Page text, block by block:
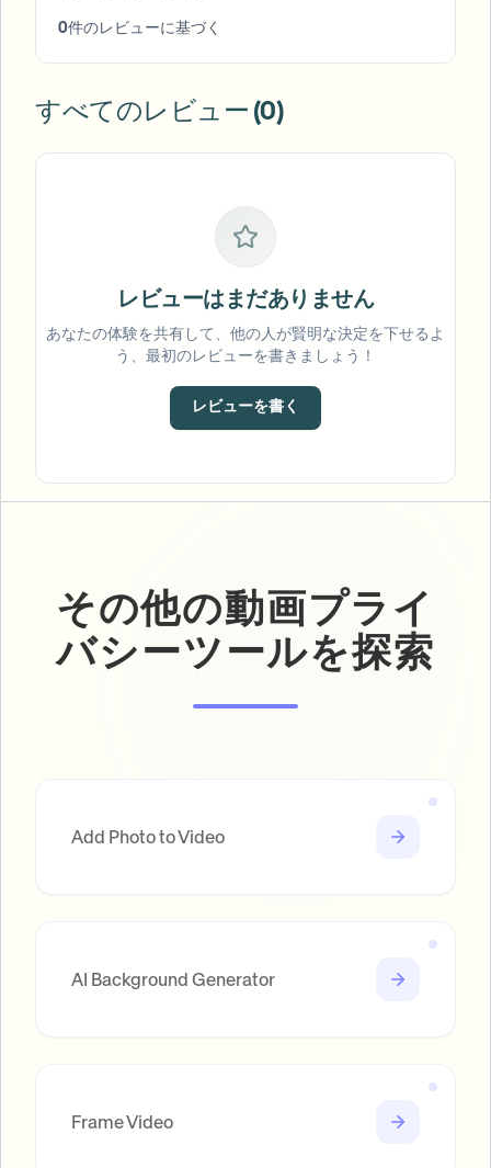
0件のレビューに基づく
すべてのレビュー (0)
レビューはまだありません
あなたの体験を共有して、他の人が賢明な決定を下せるよ
う、最初のレビューを書きましょう！
レビューを書く
その他の動画プライ
バシーツールを探索
Add Photo to Video
AI Background Generator
Frame Video